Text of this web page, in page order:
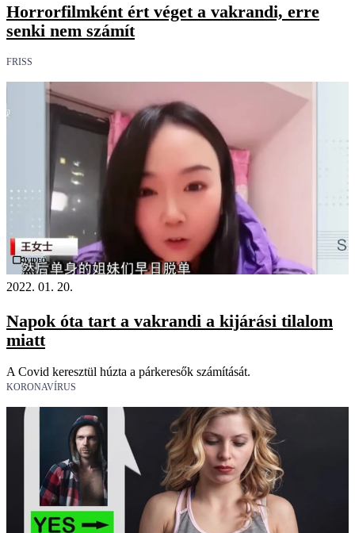
Horrorfilmként ért véget a vakrandi, erre
senki nem számít
FRISS
Videó
2022. 01. 20.
Napok óta tart a vakrandi a kijárási tilalom
miatt
A Covid keresztül húzta a párkeresők számítását.
KORONAVÍRUS